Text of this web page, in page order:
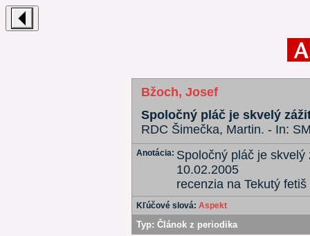
Bžoch, Josef
Spoločný pláč je skvelý
RDC Šimečka, Martin. - In:
Anotácia: Spoločný pláč je
10.02.2005
recenzia na Tekutý
Kľúčové slová: Aspekt
Typ: Článok z periodika